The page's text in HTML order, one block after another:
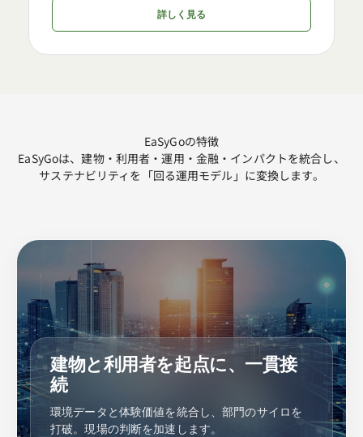
詳しく見る
EaSyGoの特徴
EaSyGoは、建物・利用者・運用・金融・インパクトを統合し、
サステナビリティを「回る運用モデル」に変換します。
建物と利用者を起点に、一貫接
続
環境データと体験価値を統合し、部門のサイロを
打破。現場の判断を加速します。